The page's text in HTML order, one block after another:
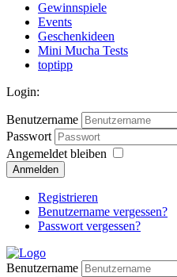
Gewinnspiele
Events
Geschenkideen
Mini Mucha Tests
toptipp
Login:
Benutzername
Passwort
Angemeldet bleiben
Anmelden
Registrieren
Benutzername vergessen?
Passwort vergessen?
Benutzername